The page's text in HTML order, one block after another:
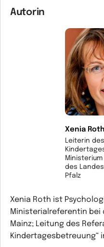
Autorin
Xenia Roth
Leiterin
des
Pfalz
Xenia Roth ist
Ministerialreferentin bei
Mainz; Leitung des
Kindertagesbetreuung“